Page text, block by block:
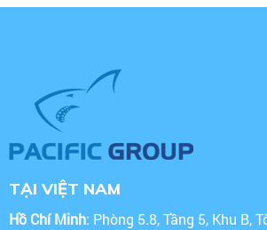
TẠI VIỆT NAM
Hồ Chí Minh: Phòng 5.8, Tầng 5, Khu B,